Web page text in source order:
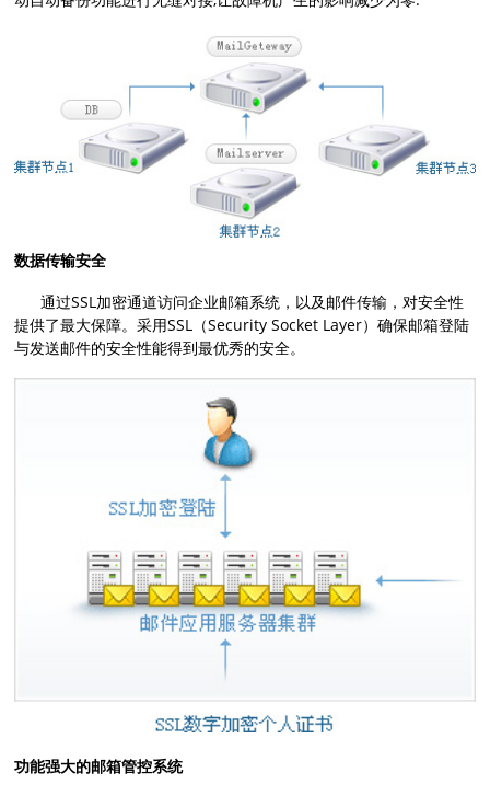
数据传输安全
通过SSL加密通道访问企业邮箱系统，以及邮件传输，对安全性
提供了最大保障。采用SSL（Security Socket Layer）确保邮箱登陆
与发送邮件的安全性能得到最优秀的安全。
功能强大的邮箱管控系统